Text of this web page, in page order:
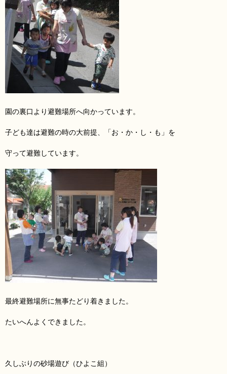
園の裏口より避難場所へ向かっています。
子ども達は避難の時の大前提、「お・か・し・も」を
守って避難しています。
最終避難場所に無事たどり着きました。
たいへんよくできました。
久しぶりの砂場遊び（ひよこ組）